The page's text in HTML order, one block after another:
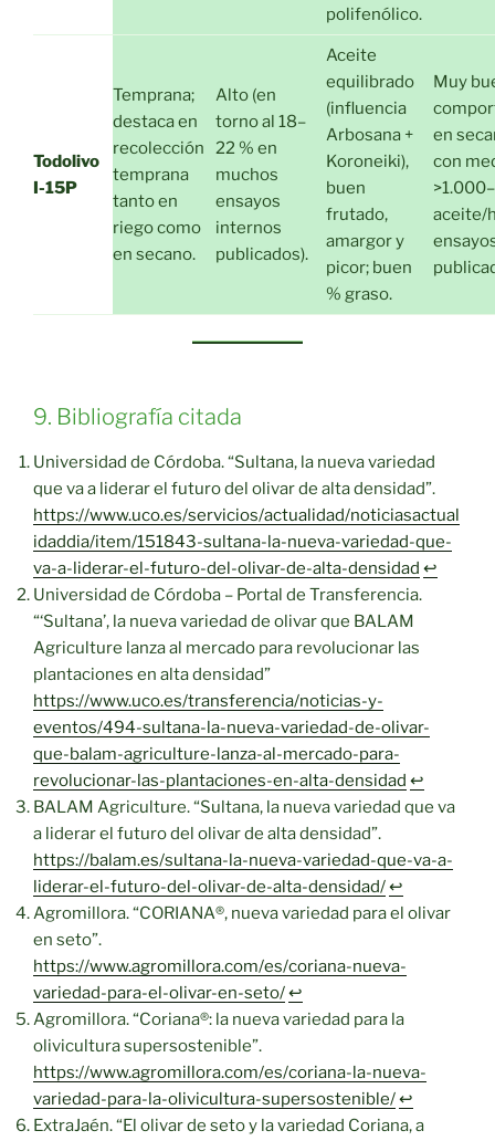
polifenólico.
Todolivo
I-15P
Temprana;
destaca en
recolección
temprana
tanto en
riego como
en secano.
Alto (en
torno al 18–
22 % en
muchos
ensayos
internos
publicados).
Aceite
equilibrado
(influencia
Arbosana +
Koroneiki),
buen
frutado,
amargor y
picor; buen
% graso.
Muy
en
con
aceite/
9. Bibliografía citada
Universidad de Córdoba. “Sultana, la nueva variedad
que va a liderar el futuro del olivar de alta densidad”.
https://www.uco.es/servicios/actualidad/noticiasactual
idaddia/item/151843-sultana-la-nueva-variedad-que-
va-a-liderar-el-futuro-del-olivar-de-alta-densidad ↩︎
Universidad de Córdoba – Portal de Transferencia.
“‘Sultana’, la nueva variedad de olivar que BALAM
Agriculture lanza al mercado para revolucionar las
plantaciones en alta densidad”
https://www.uco.es/transferencia/noticias-y-
eventos/494-sultana-la-nueva-variedad-de-olivar-
que-balam-agriculture-lanza-al-mercado-para-
revolucionar-las-plantaciones-en-alta-densidad ↩︎
BALAM Agriculture. “Sultana, la nueva variedad que va
a liderar el futuro del olivar de alta densidad”.
https://balam.es/sultana-la-nueva-variedad-que-va-a-
liderar-el-futuro-del-olivar-de-alta-densidad/↩︎
Agromillora. “CORIANA®, nueva variedad para el olivar
en seto”.
https://www.agromillora.com/es/coriana-nueva-
variedad-para-el-olivar-en-seto/↩︎
Agromillora. “Coriana®: la nueva variedad para la
olivicultura supersostenible”.
https://www.agromillora.com/es/coriana-la-nueva-
variedad-para-la-olivicultura-supersostenible/↩︎
ExtraJaén. “El olivar de seto y la variedad Coriana, a